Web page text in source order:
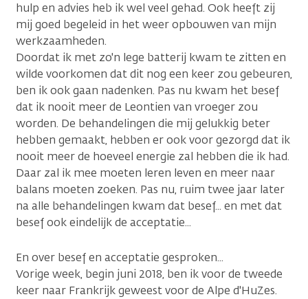
hulp en advies heb ik wel veel gehad. Ook heeft zij
mij goed begeleid in het weer opbouwen van mijn
werkzaamheden.
Doordat ik met zo'n lege batterij kwam te zitten en
wilde voorkomen dat dit nog een keer zou gebeuren,
ben ik ook gaan nadenken. Pas nu kwam het besef
dat ik nooit meer de Leontien van vroeger zou
worden. De behandelingen die mij gelukkig beter
hebben gemaakt, hebben er ook voor gezorgd dat ik
nooit meer de hoeveel energie zal hebben die ik had.
Daar zal ik mee moeten leren leven en meer naar
balans moeten zoeken. Pas nu, ruim twee jaar later
na alle behandelingen kwam dat besef... en met dat
besef ook eindelijk de acceptatie...
En over besef en acceptatie gesproken...
Vorige week, begin juni 2018, ben ik voor de tweede
keer naar Frankrijk geweest voor de Alpe d'HuZes.